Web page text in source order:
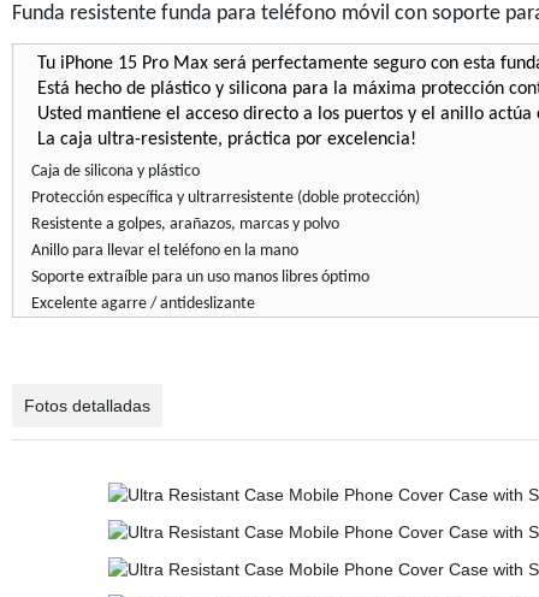
Funda resistente funda para teléfono móvil con soporte
Tu iPhone 15 Pro Max será perfectamente seguro con esta
Está hecho de plástico y silicona para la máxima protección
Usted mantiene el acceso directo a los puertos y el anillo
La caja ultra-resistente, práctica por excelencia!
Caja de silicona y plástico
Protección específica y ultrarresistente (doble protección)
Resistente a golpes, arañazos, marcas y polvo
Anillo para llevar el teléfono en la mano
Soporte extraíble para un uso manos libres óptimo
Excelente agarre / antideslizante
Fotos detalladas